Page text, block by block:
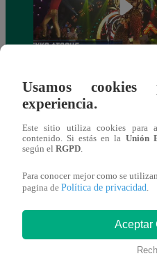
Fiesta latina: Mira el gran
cumplieron los finalistas este
interesar
Usamos
experiencia.
Este sitio utiliza cookies para
contenido. Si estás en la Unión
según el RGPD.
Para conocer mejor como se
pagina de Política de privacidad.
Aceptar